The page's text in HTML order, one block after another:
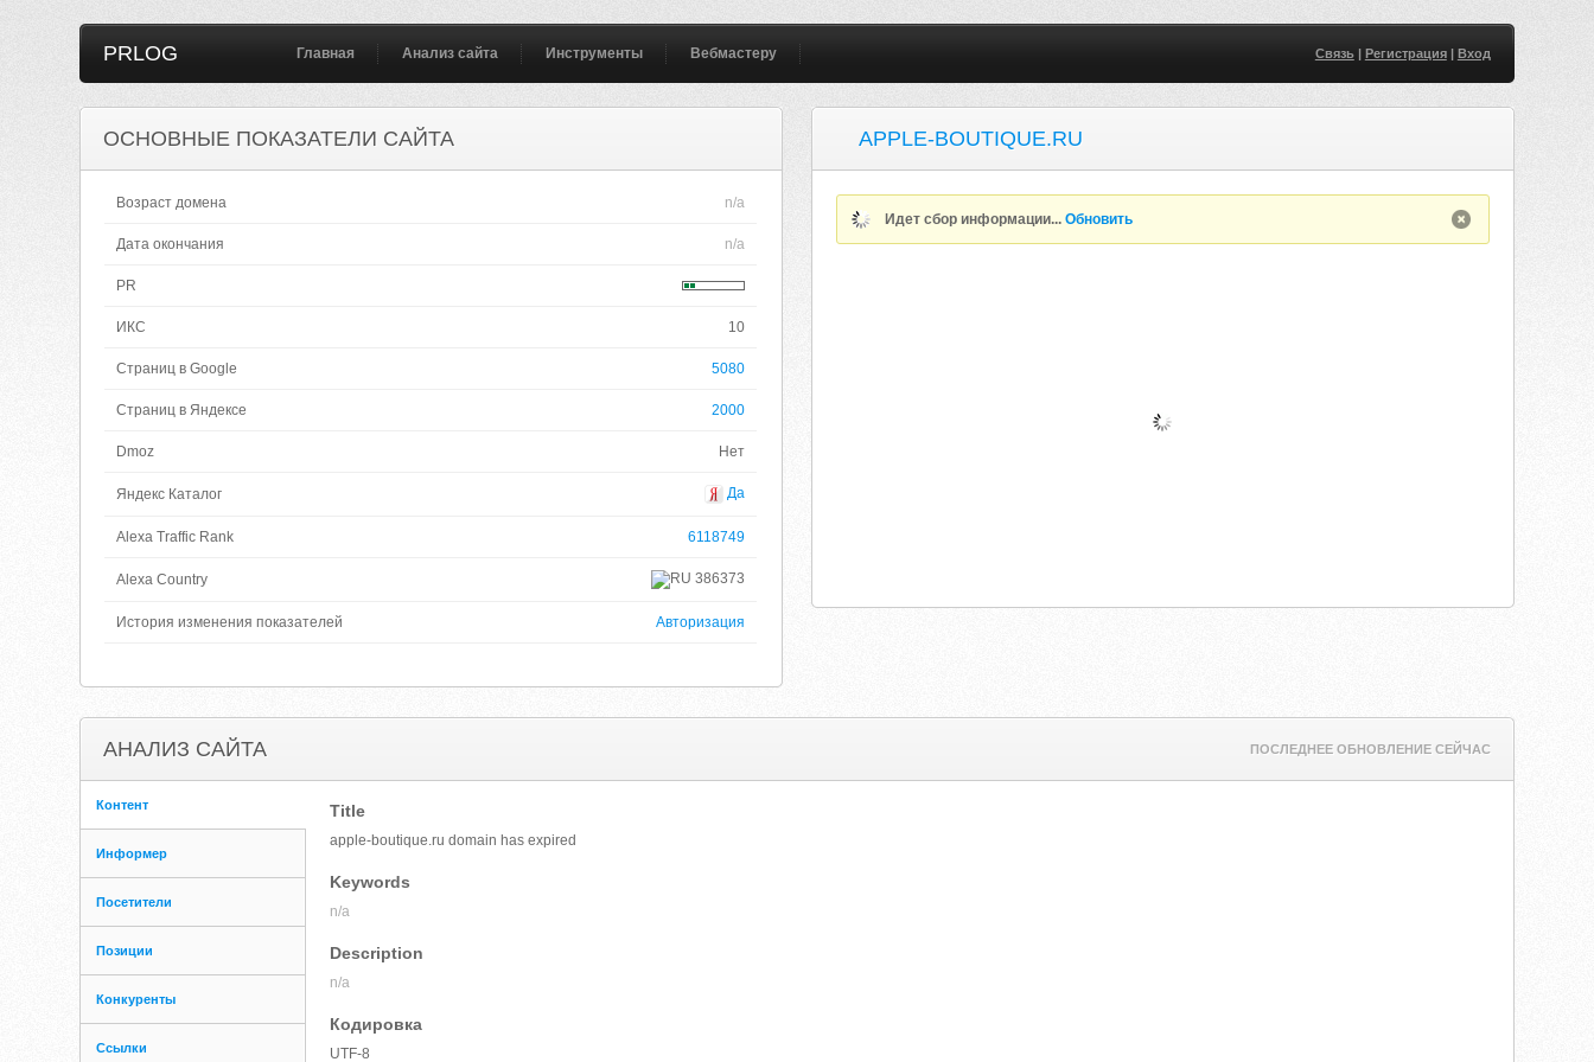
PRLOG Главная Анализ сайта Инструменты Вебмастеру Связь| Регистрация| Вход
ОСНОВНЫЕ ПОКАЗАТЕЛИ САЙТА
Возраст домена n/a
Дата окончания n/a
PR
ИКС 10
Страниц в Google 5080
Страниц в Яндексе 2000
Dmoz Нет
Яндекс Каталог Да
Alexa Traffic Rank 6118749
Alexa Country 386373
История изменения показателей Авторизация
APPLE-BOUTIQUE.RU
Идет сбор информации...Обновить
АНАЛИЗ САЙТА ПОСЛЕДНЕЕ ОБНОВЛЕНИЕ СЕЙЧАС
Контент
Информер
Посетители
Позиции
Конкуренты
Ссылки
Title
apple-boutique.ru domain has expired
Keywords
n/a
Description
n/a
Кодировка
UTF-8